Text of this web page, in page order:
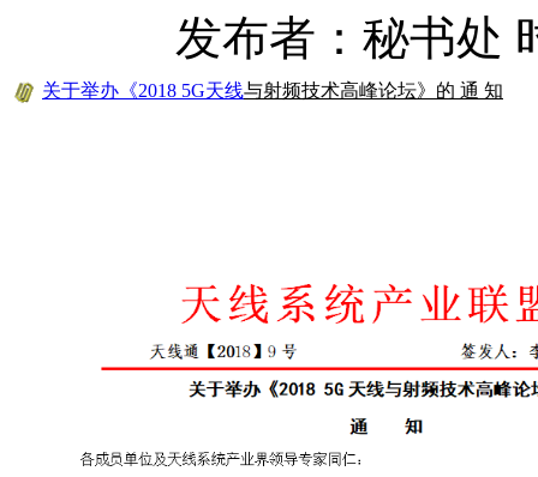
发布者：秘书处
关于举办《2018 5G天线与射频技术高峰论坛》的 通 知